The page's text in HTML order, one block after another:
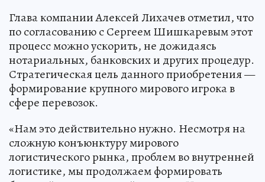
Глава компании Алексей Лихачев отметил, что
по согласованию с Сергеем Шишкаревым этот
процесс можно ускорить, не дожидаясь
нотариальных, банковских и других процедур.
Стратегическая цель данного приобретения —
формирование крупного мирового игрока в
сфере перевозок.
«Нам это действительно нужно. Несмотря на
сложную конъюнктуру мирового
логистического рынка, проблем во внутренней
логистике, мы продолжаем формировать